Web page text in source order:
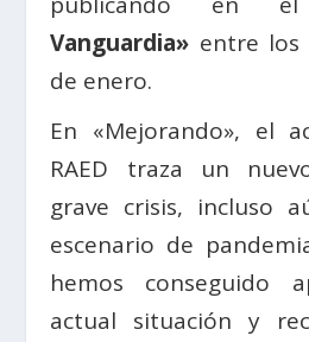
Vanguardia» entre los
de enero.
En «Mejorando», el
RAED traza un
grave crisis, incluso
escenario de
hemos conseguido
actual situación y